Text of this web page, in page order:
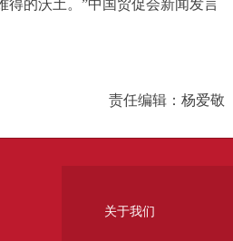
得的沃土。”中国贸促会新闻发言
责任编辑：杨爱敬
关于我们